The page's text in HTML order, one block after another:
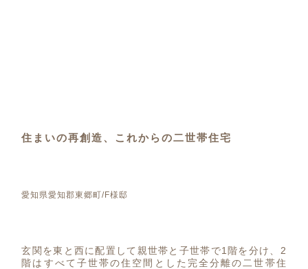
住まいの再創造、これからの二世帯住宅
愛知県愛知郡東郷町/F様邸
玄関を東と西に配置して親世帯と子世帯で1階を分け、2
階はすべて子世帯の住空間とした完全分離の二世帯住